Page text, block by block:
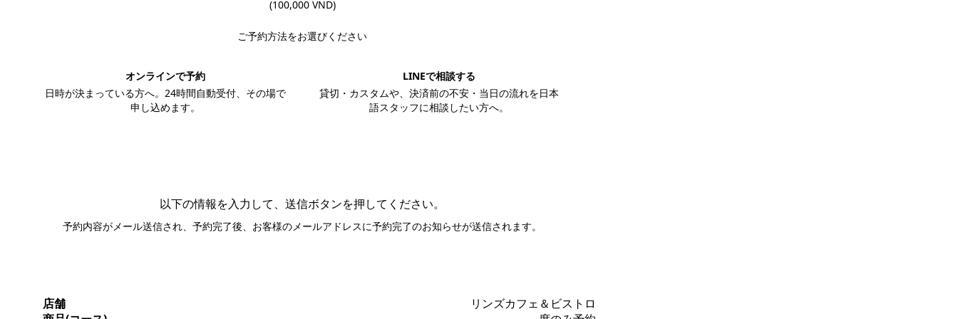
(100,000 VND)
ご予約方法をお選びください
オンラインで予約
日時が決まっている方へ。24時間自動受付、その場で
申し込めます。
LINEで相談する
貸切・カスタムや、決済前の不安・当日の流れを日本
語スタッフに相談したい方へ。
以下の情報を入力して、送信ボタンを押してください。
予約内容がメール送信され、予約完了後、お客様のメールアドレスに予約完了のお知らせが送信されます。
店舗
リンズカフェ＆ビストロ